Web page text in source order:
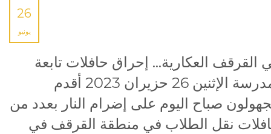
26
يونيو
القرقف العكارية… إحراق حافلات تابعة
لمدرسة الإثنين 26 حزيران 2023 أقدم
صباح اليوم على إضرام النار بعدد من
نقل الطلاب في منطقة القرقف في